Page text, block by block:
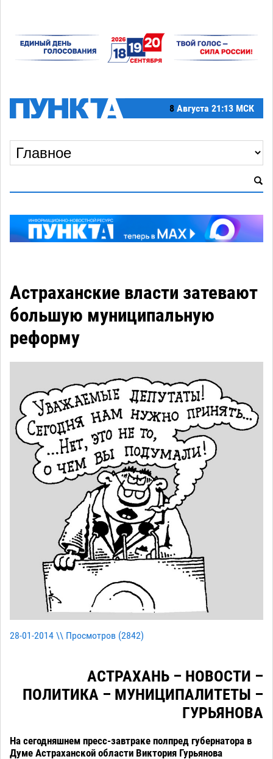
8 Августа 21:13 МСК
Астраханские власти затевают
большую муниципальную
реформу
28-01-2014 \\ Просмотров (2842)
АСТРАХАНЬ – НОВОСТИ –
ПОЛИТИКА – МУНИЦИПАЛИТЕТЫ –
ГУРЬЯНОВА
На сегодняшнем пресс-завтраке полпред губернатора в
Думе Астраханской области Виктория Гурьянова